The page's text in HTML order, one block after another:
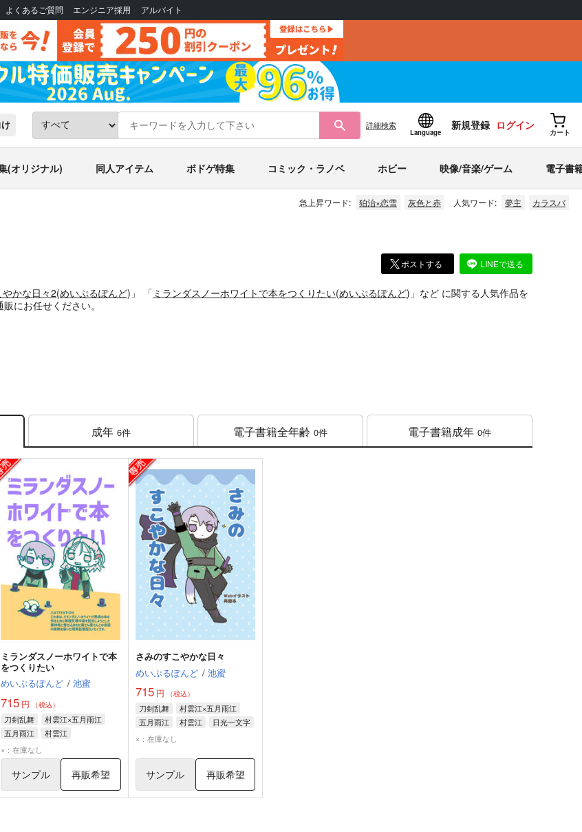
よくあるご質問 エンジニア採用 アルバイト
詳細検索
Language
新規登録 ログイン
カート
(オリジナル) 同人アイテム ボドゲ特集 コミック・ラノベ ホビー 映像/音楽/ゲーム 電子書
急上昇ワード: 狛治×恋雪 灰色と赤 人気ワード: 夢主 カラスバ
ポストする LINEで送る
かな日々2(めいぷるぽんど)」 「 ミランダスノーホワイトで本をつくりたい(めいぷるぽんど)」 など に関する人気作品を
にお任せください。
成年 6件 電子書籍全年齢 0件 電子書籍成年 0件
ミランダスノーホワイトで本
をつくりたい
めいぷるぽんど / 池蜜
715円 （税込）
刀剣乱舞
村雲江×五月雨江
五月雨江
村雲江
×：在庫なし
サンプル 再販希望
さみのすこやかな日々
めいぷるぽんど / 池蜜
715円 （税込）
刀剣乱舞
村雲江×五月雨江
五月雨江
村雲江
日光一文字
×：在庫なし
サンプル 再販希望